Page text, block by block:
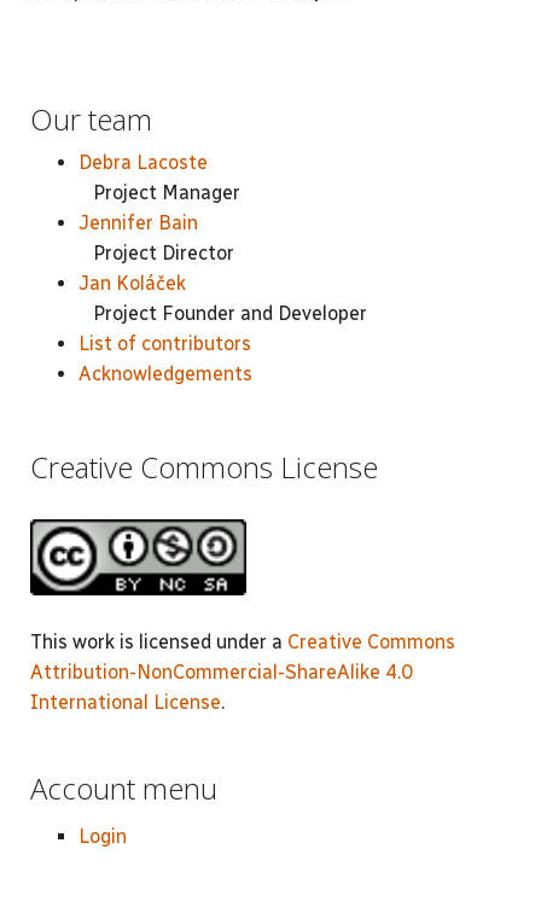
Our team
Debra Lacoste
Project Manager
Jennifer Bain
Project Director
Jan Koláček
Project Founder and Developer
List of contributors
Acknowledgements
Creative Commons License
This work is licensed under a Creative Commons
Attribution-NonCommercial-ShareAlike 4.0
International License.
Account menu
Login